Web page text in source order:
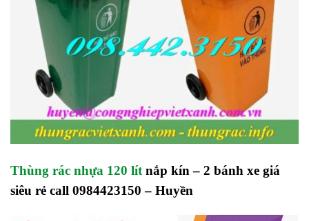
Thùng rác nhựa 120 lítnắp kín – 2 bánh xe giá
siêu rẻ call 0984423150 – Huyền